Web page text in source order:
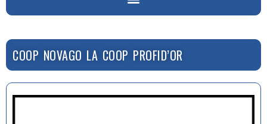
COOP NOVAGO LA COOP PROFID’OR